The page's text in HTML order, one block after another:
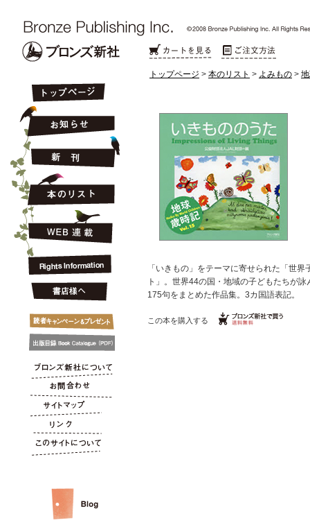
トップページ > 本のリスト > よみもの >
「いきもの」をテーマに寄せられた「世
ト」。世界44の国・地域の子どもたちが
175句をまとめた作品集。3カ国語表記。
この本を購入する